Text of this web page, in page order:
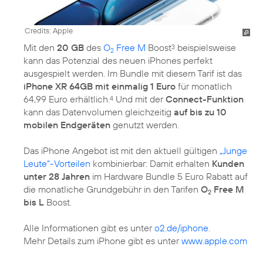
Credits: Apple
Mit den 20 GB des O2 Free M Boost3 beispielsweise
kann das Potenzial des neuen iPhones perfekt
ausgespielt werden. Im Bundle mit diesem Tarif ist das
iPhone XR 64GB mit einmalig 1 Euro für monatlich
64,99 Euro erhältlich.4 Und mit derConnect-Funktion
kann das Datenvolumen gleichzeitig auf bis zu 10
mobilen Endgeräten genutzt werden.
Das iPhone Angebot ist mit den aktuell gültigen „Junge
Leute“-Vorteilen kombinierbar: Damit erhalten Kunden
unter 28 Jahren im Hardware Bundle 5 Euro Rabatt auf
die monatliche Grundgebühr in den Tarifen O2 Free M
bis L Boost.
Alle Informationen gibt es untero2.de/iphone.
Mehr Details zum iPhone gibt es unterwww.apple.com